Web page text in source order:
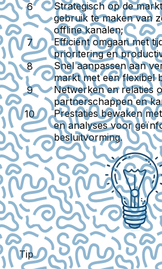
Strategisch op de
gebruik te maken van
offline kanalen;
Efficiënt omgaan met
prioritering en
Snel aanpassenaan
markt met een flexibel
Netwerken en relaties
partnerschappen en
Prestatiesbewaken
en analyses voor
besluitvorming.
Tip